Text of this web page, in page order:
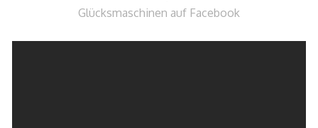
Glücksmaschinen auf Facebook